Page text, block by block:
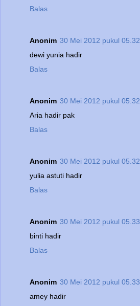
Balas
Anonim 30 Mei 2012 pukul 05.32
dewi yunia hadir
Balas
Anonim 30 Mei 2012 pukul 05.32
Aria hadir pak
Balas
Anonim 30 Mei 2012 pukul 05.32
yulia astuti hadir
Balas
Anonim 30 Mei 2012 pukul 05.33
binti hadir
Balas
Anonim 30 Mei 2012 pukul 05.33
amey hadir